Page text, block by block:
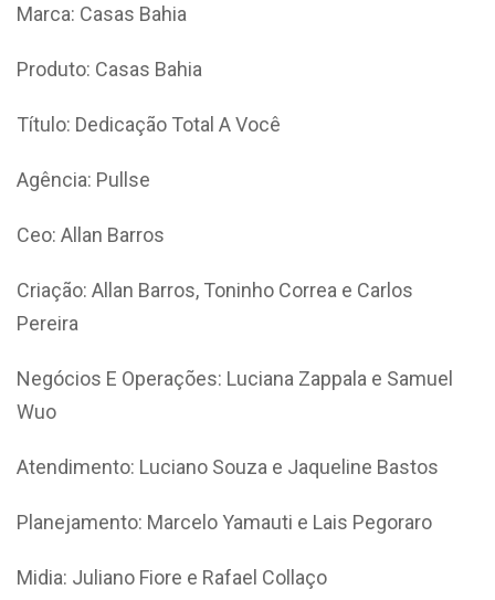
Marca: Casas Bahia
Produto: Casas Bahia
Título: Dedicação Total A Você
Agência: Pullse
Ceo: Allan Barros
Criação: Allan Barros, Toninho Correa e Carlos
Pereira
Negócios E Operações: Luciana Zappala e Samuel
Wuo
Atendimento: Luciano Souza e Jaqueline Bastos
Planejamento: Marcelo Yamauti e Lais Pegoraro
Midia: Juliano Fiore e Rafael Collaço